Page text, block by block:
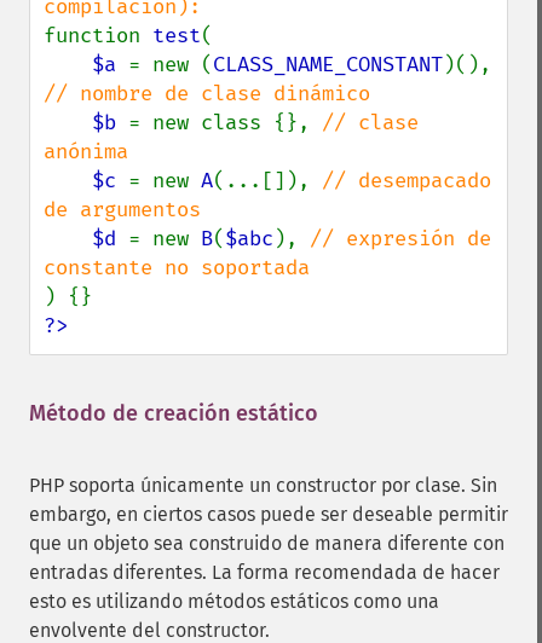
function test(
$a = new (CLASS_NAME_CONSTANT
// nombre de clase dinámico
$b = new class {}, // clase
anónima
$c = new A(...[]), // desempacado
de argumentos
$d = new B($abc ), // expresión de
?>
Método de creación estático
PHP soporta únicamente un constructor por clase. Sin
embargo, en ciertos casos puede ser deseable permitir
que un objeto sea construido de manera diferente con
entradas diferentes. La forma recomendada de hacer
esto es utilizando métodos estáticos como una
envolvente del constructor.